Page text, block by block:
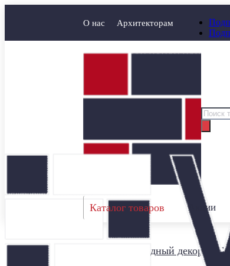
О нас Архитекторам
Поиск
Каталог товаров Акции
Фасадный декор